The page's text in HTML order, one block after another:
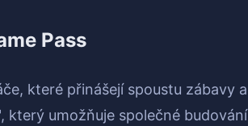
Pass
které přinášejí spoustu zábavy a
který umožňuje společné budování